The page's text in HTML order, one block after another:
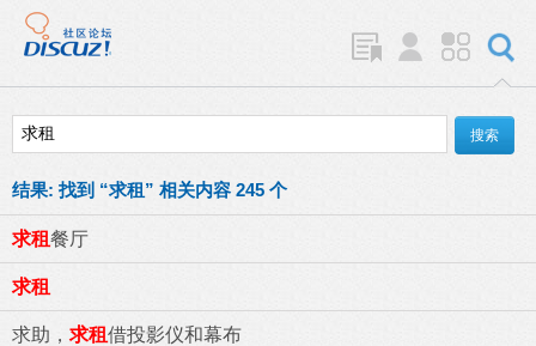
结果: 找到 “求租” 相关内容 245 个
求租餐厅
求租
求助， 求租借投影仪和幕布